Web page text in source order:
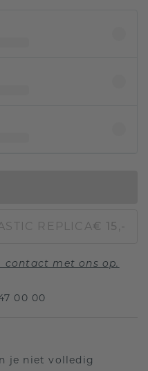
REPLICA€ 15,-
contact met ons op.
00 00
je niet volledig